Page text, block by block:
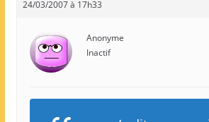
24/03/2007 à 17h33
Anonyme
Inactif